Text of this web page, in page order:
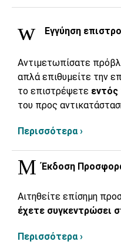
Εγγύηση
Αντιμετωπίσατε
απλά επιθυμείτε την
το επιστρέψετε εντός
του προς
Περισσότερα ›
Έκδοση
Αιτηθείτε επίσημη
έχετε συγκεντρώσει
Περισσότερα ›